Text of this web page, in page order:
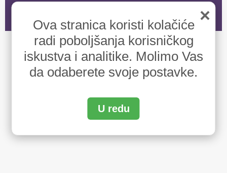
Srećni dani
×
Ova stranica koristi kolačiće
radi poboljšanja korisničkog
iskustva i analitike. Molimo Vas
da odaberete svoje postavke.
U redu